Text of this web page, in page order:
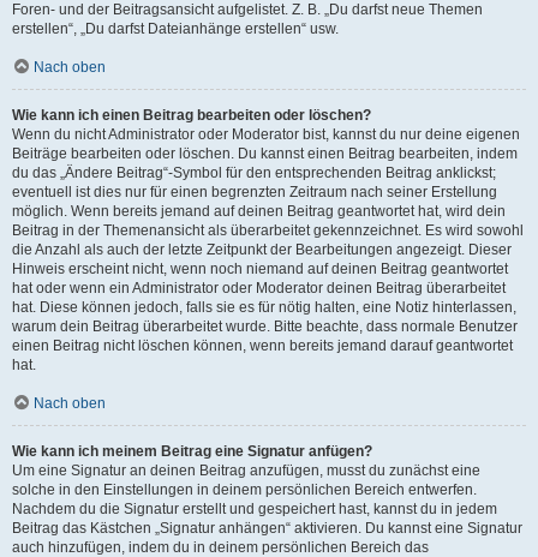
Foren- und der Beitragsansicht aufgelistet. Z. B. „Du darfst neue Themen
erstellen“, „Du darfst Dateianhänge erstellen“ usw.
Nach oben
Wie kann ich einen Beitrag bearbeiten oder löschen?
Wenn du nicht Administrator oder Moderator bist, kannst du nur deine eigenen
Beiträge bearbeiten oder löschen. Du kannst einen Beitrag bearbeiten, indem
du das „Ändere Beitrag“-Symbol für den entsprechenden Beitrag anklickst;
eventuell ist dies nur für einen begrenzten Zeitraum nach seiner Erstellung
möglich. Wenn bereits jemand auf deinen Beitrag geantwortet hat, wird dein
Beitrag in der Themenansicht als überarbeitet gekennzeichnet. Es wird sowohl
die Anzahl als auch der letzte Zeitpunkt der Bearbeitungen angezeigt. Dieser
Hinweis erscheint nicht, wenn noch niemand auf deinen Beitrag geantwortet
hat oder wenn ein Administrator oder Moderator deinen Beitrag überarbeitet
hat. Diese können jedoch, falls sie es für nötig halten, eine Notiz hinterlassen,
warum dein Beitrag überarbeitet wurde. Bitte beachte, dass normale Benutzer
einen Beitrag nicht löschen können, wenn bereits jemand darauf geantwortet
hat.
Nach oben
Wie kann ich meinem Beitrag eine Signatur anfügen?
Um eine Signatur an deinen Beitrag anzufügen, musst du zunächst eine
solche in den Einstellungen in deinem persönlichen Bereich entwerfen.
Nachdem du die Signatur erstellt und gespeichert hast, kannst du in jedem
Beitrag das Kästchen „Signatur anhängen“ aktivieren. Du kannst eine Signatur
auch hinzufügen, indem du in deinem persönlichen Bereich das